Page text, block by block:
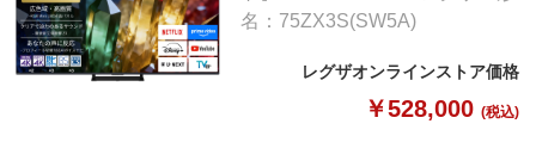
名：75ZX3S(SW5A)
レグザオンラインストア価格
￥528,000 (税込)